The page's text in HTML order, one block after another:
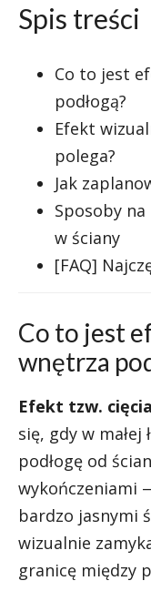
Spis treści
Co to jest
podłogą?
Efekt
polega?
Jak
Sposoby
w ściany
[FAQ]
Co to jest
wnętrza
Efekt tzw.
się, gdy w małej
podłogę od
wykończeniami
bardzo jasnymi
wizualnie
granicę między